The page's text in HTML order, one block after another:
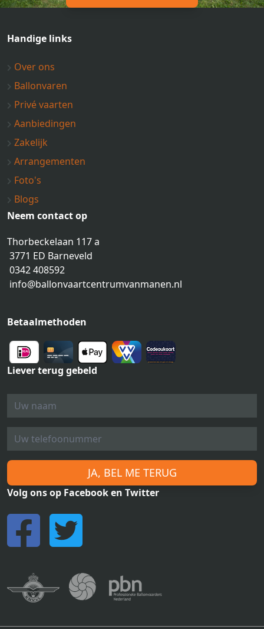
Handige links
Over ons
Ballonvaren
Privé vaarten
Aanbiedingen
Zakelijk
Arrangementen
Foto's
Blogs
Neem contact op
Thorbeckelaan 117 a
3771 ED Barneveld
0342 408592
info@ballonvaartcentrumvanmanen.nl
Betaalmethoden
Liever terug gebeld
JA, BEL ME TERUG
Volg ons op Facebook en Twitter